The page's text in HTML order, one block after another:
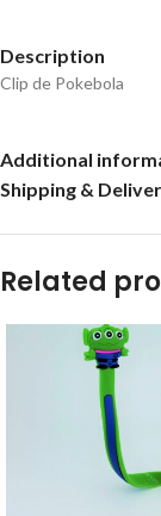
Description
Clip de Pokebola
Additional
Shipping &
Related